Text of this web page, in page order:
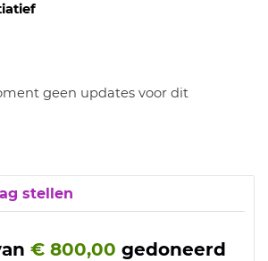
geen updates voor dit
stellen
€ 800,00 gedoneerd